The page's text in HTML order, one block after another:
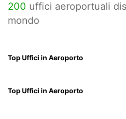
200 uffici aeroportuali
mondo
Top Uffici in Aeroporto
Top Uffici in Aeroporto